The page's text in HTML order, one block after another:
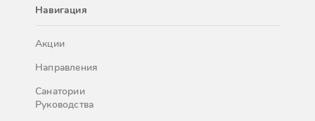
Навигация
Акции
Направления
Санатории
Руководства